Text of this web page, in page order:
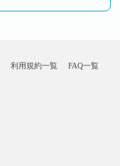
利用規約一覧
FAQ一覧